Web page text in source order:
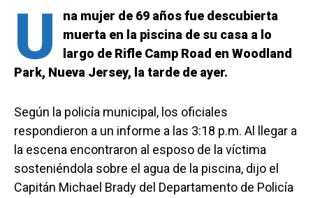
U
na mujer de 69 años fue descubierta
muerta en la piscina de su casa a lo
largo de Rifle Camp Road en Woodland
Park, Nueva Jersey, la tarde de ayer.
Según la policía municipal, los oficiales
respondieron a un informe a las 3:18 p.m. Al llegar a
la escena encontraron al esposo de la víctima
sosteniéndola sobre el agua de la piscina, dijo el
Capitán Michael Brady del Departamento de Policía